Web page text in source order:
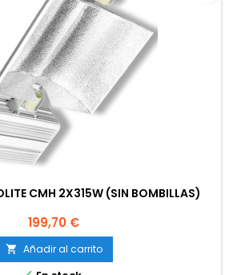
CMH 2X315W (SIN BOMBILLAS)
Precio
199,70 €
 Añadir al carrito